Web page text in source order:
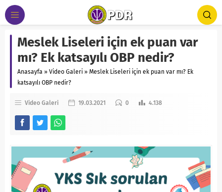
Meslek Liseleri için ek puan var
mı? Ek katsayılı OBP nedir?
Anasayfa » Video Galeri » Meslek Liseleri için ek puan var mı? Ek
katsayılı OBP nedir?
Video Galeri 19.03.2021 0 4.138